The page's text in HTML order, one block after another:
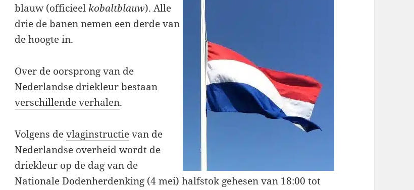
blauw (officieel kobaltblauw). Alle
drie de banen nemen een derde van
de hoogte in.
Over de oorsprong van de
Nederlandse driekleur bestaan
verschillende verhalen.
Volgens devlaginstructievan de
Nederlandse overheid wordt de
driekleur op de dag van de
Nationale Dodenherdenking (4 mei) halfstok gehesen van 18:00 tot